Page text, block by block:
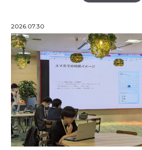
2026.07.30